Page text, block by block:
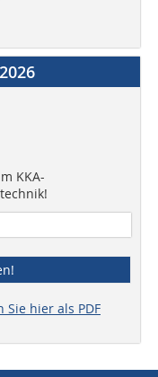
KKA-
Sie hier als PDF